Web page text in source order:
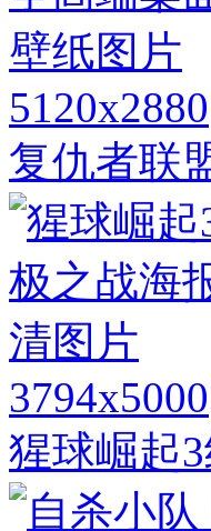
5120x2880
复仇者联
3794x5000
猩球崛起